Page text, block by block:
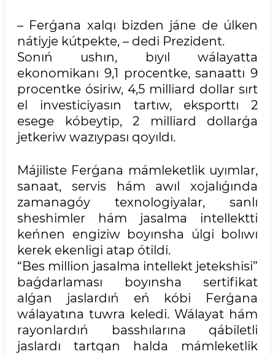
– Ferǵana xalqı bizden jáne de úlken
nátiyje kútpekte, – dedi Prezident.
Sonıń ushın, bıyıl wálayatta
ekonomikanı 9,1 procentke, sanaattı 9
procentke ósiriw, 4,5 milliard dollar sırt
el investiciyasın tartıw, eksporttı 2
esege kóbeytip, 2 milliard dollarǵa
jetkeriw wazıypası qoyıldı.
Májiliste Ferǵana mámleketlik uyımlar,
sanaat, servis hám awıl xojalıǵında
zamanagóy texnologiyalar, sanlı
sheshimler hám jasalma intellektti
keńnen engiziw boyınsha úlgi bolıwı
kerek ekenligi atap ótildi.
“Bes million jasalma intellekt jetekshisi”
baǵdarlaması boyınsha sertifikat
alǵan jaslardıń eń kóbi Ferǵana
wálayatına tuwra keledi. Wálayat hám
rayonlardıń basshılarına qábiletli
jaslardı tartqan halda mámleketlik